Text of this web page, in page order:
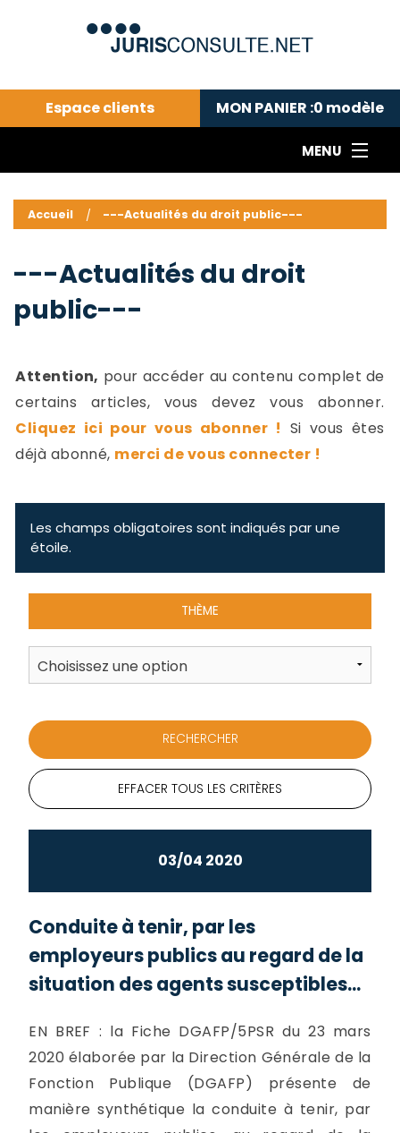
Espace clients MON PANIER :0 modèle
MENU
---Actualités du droit public---
Droit pénal---
Droit privé ---
Abonnement aux actualités
Accueil ---Actualités du droit public---
---Actualités du droit
public---
Attention, pour accéder au contenu complet de
certains articles, vous devez vous abonner.
Cliquez ici pour vous abonner ! Si vous êtes
déjà abonné, merci de vous connecter !
Les champs obligatoires sont indiqués par une
étoile.
THÈME
EFFACER TOUS LES CRITÈRES
03/04 2020
Conduite à tenir, par les
employeurs publics au regard de la
situation des agents susceptibles...
EN BREF : la Fiche DGAFP/5PSR du 23 mars
2020 élaborée par la Direction Générale de la
Fonction Publique (DGAFP) présente de
manière synthétique la conduite à tenir, par